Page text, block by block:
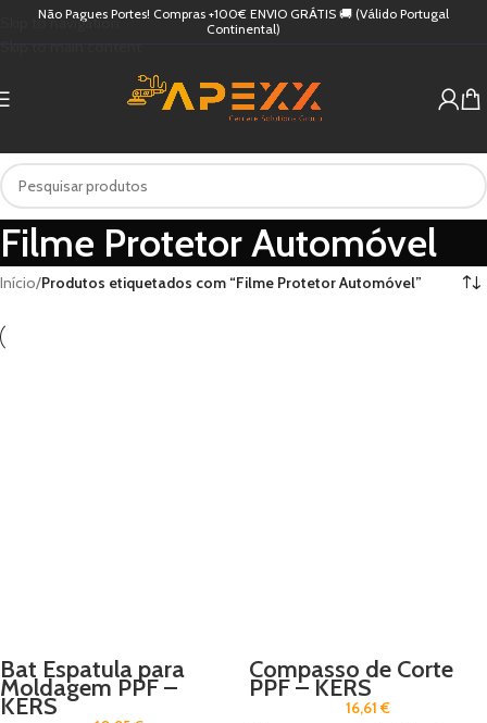
Skip to navigation
Não Pagues Portes! Compras +100€ ENVIO GRÁTIS 🚚 (Válido Portugal
Continental)
Filme Protetor Automóvel
Início/Produtos etiquetados com “Filme Protetor Automóvel”
Bat Espatula para
Moldagem PPF –
KERS
Compasso de Corte
PPF – KERS
16,61€